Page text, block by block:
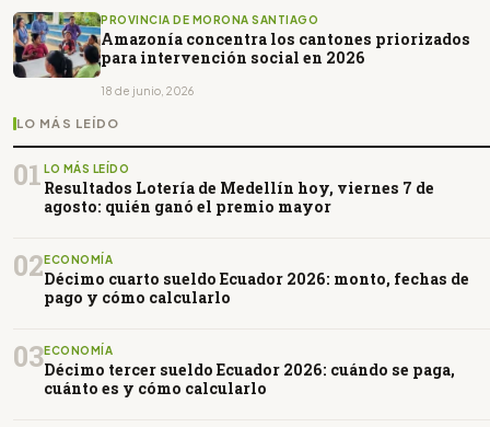
PROVINCIA DE MORONA SANTIAGO
Amazonía concentra los cantones priorizados
para intervención social en 2026
18 de junio, 2026
LO MÁS LEÍDO
01 LO MÁS LEÍDO
Resultados Lotería de Medellín hoy, viernes 7 de
agosto: quién ganó el premio mayor
02 ECONOMÍA
Décimo cuarto sueldo Ecuador 2026: monto, fechas de
pago y cómo calcularlo
03ECONOMÍA
Décimo tercer sueldo Ecuador 2026: cuándo se paga,
cuánto es y cómo calcularlo